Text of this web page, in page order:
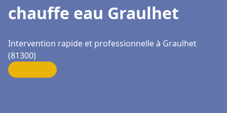
chauffe eau Graulhet
Intervention rapide et professionnelle à Graulhet
(81300)